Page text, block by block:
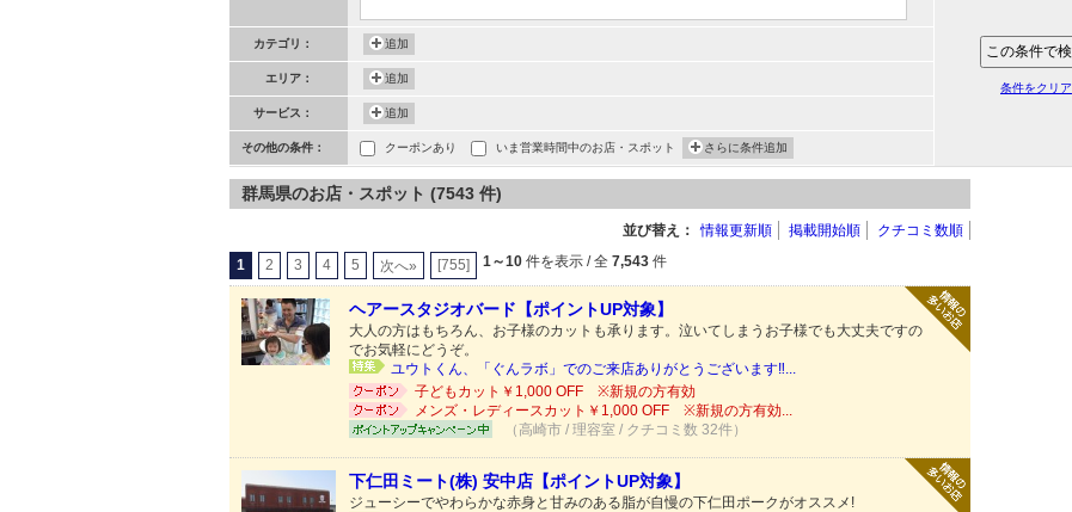
カテゴリ： 追加
エリア： 追加
サービス： 追加
その他の条件： クーポンあり いま営業時間中のお店・スポット さらに条件追加
条件をクリア
群馬県のお店・スポット (7543 件)
並び替え： 情報更新順 掲載開始順 クチコミ数順
1 2 3 4 5 次へ» [755] 1～10 件を表示 / 全 7,543 件
ヘアースタジオバード【ポイントUP対象】
大人の方はもちろん、お子様のカットも承ります。泣いてしまうお子様でも大丈夫ですの
でお気軽にどうぞ。
ユウトくん、「ぐんラボ」でのご来店ありがとうございます‼️...
子どもカット￥1,000 OFF ※新規の方有効
メンズ・レディースカット￥1,000 OFF ※新規の方有効...
（高崎市 / 理容室 / クチコミ数 32件）
下仁田ミート(株) 安中店【ポイントUP対象】
ジューシーでやわらかな赤身と甘みのある脂が自慢の下仁田ポークがオススメ!